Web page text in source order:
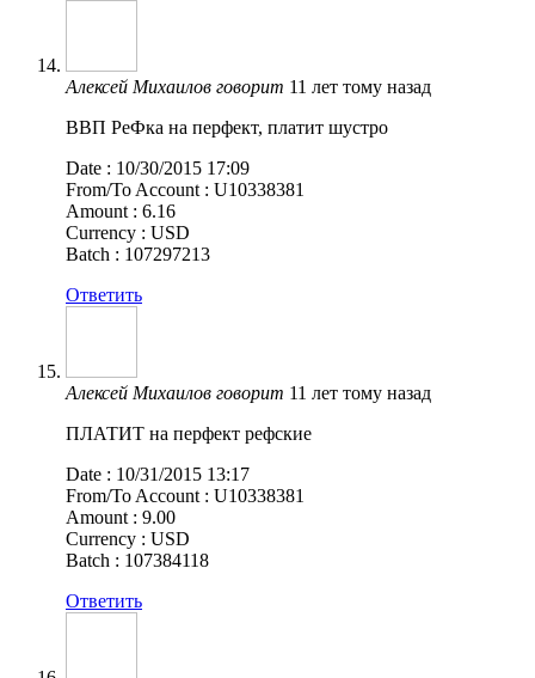
Алексей Михаилов говорит 11 лет тому назад
ВВП РеФка на перфект, платит шустро
Date : 10/30/2015 17:09
From/To Account : U10338381
Amount : 6.16
Currency : USD
Batch : 107297213
Ответить
Алексей Михаилов говорит 11 лет тому назад
ПЛАТИТ на перфект рефские
Date : 10/31/2015 13:17
From/To Account : U10338381
Amount : 9.00
Currency : USD
Batch : 107384118
Ответить